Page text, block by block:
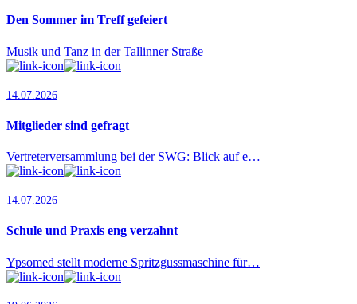
Den Sommer im Treff gefeiert
Musik und Tanz in der Tallinner Straße
14.07.2026
Mitglieder sind gefragt
Vertreterversammlung bei der SWG: Blick auf e…
14.07.2026
Schule und Praxis eng verzahnt
Ypsomed stellt moderne Spritzgussmaschine für…